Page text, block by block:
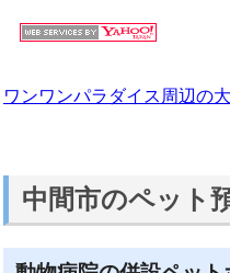
ワンワンパラダイス周辺の
中間市のペット